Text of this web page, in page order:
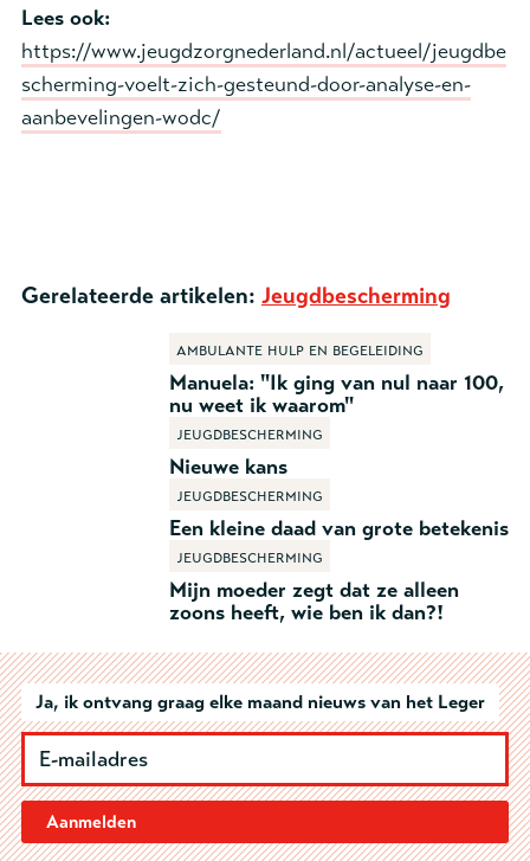
Lees ook:
https://www.jeugdzorgnederland.nl/actueel/jeugdbe
scherming-voelt-zich-gesteund-door-analyse-en-
aanbevelingen-wodc/
Gerelateerde artikelen: Jeugdbescherming
Manuela: "Ik ging van nul naar 100,
nu weet ik waarom"
Ambulante hulp en begeleiding
Nieuwe kans
Jeugdbescherming
Een kleine daad van grote betekenis
Jeugdbescherming
Mijn moeder zegt dat ze alleen
zoons heeft, wie ben ik dan?!
Jeugdbescherming
Ja, ik ontvang graag elke maand nieuws van het Leger
Aanmelden